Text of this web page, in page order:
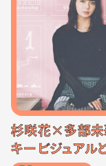
杉咲花×多部未
キービジュアル